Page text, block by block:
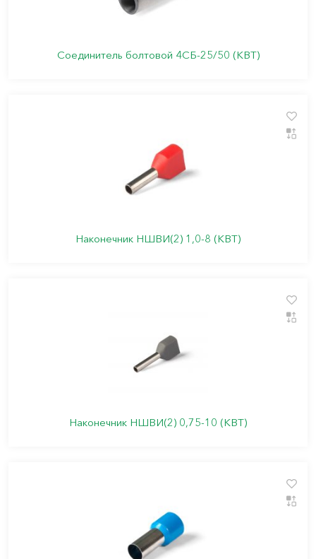
Соединитель болтовой 4СБ-25/50 (КВТ)
Наконечник НШВИ(2) 1,0-8 (КВТ)
Наконечник НШВИ(2) 0,75-10 (КВТ)